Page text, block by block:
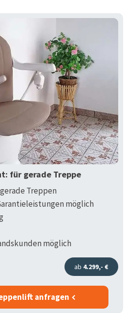
für gerade Treppe
Treppen
möglich
möglich
ab 4.299,- €
anfragen